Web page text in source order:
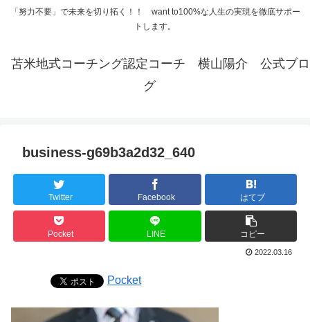
「努力不要」で未来を切り拓く！！ want to100%な人生の実現を徹底サポー
トします。
苫米地式コーチング認定コーチ 横山陽介 公式ブロ
グ
business-g69b3a2d32_640
Twitter Facebook はてブ
Pocket LINE コピー
2022.03.16
Pocket